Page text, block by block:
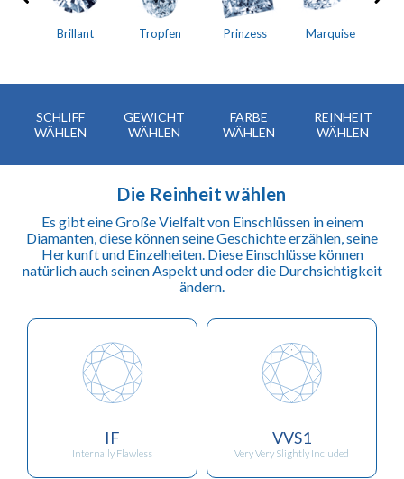
Brillant Tropfen Prinzess Marquise
SCHLIFF
WÄHLEN
GEWICHT
WÄHLEN
FARBE
WÄHLEN
REINHEIT
WÄHLEN
Die Reinheit wählen
Es gibt eine Große Vielfalt von Einschlüssen in einem
Diamanten, diese können seine Geschichte erzählen, seine
Herkunft und Einzelheiten. Diese Einschlüsse können
natürlich auch seinen Aspekt und oder die Durchsichtigkeit
ändern.
IF
Internally Flawless
VVS1
Very Very Slightly Included